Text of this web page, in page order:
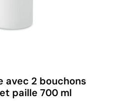
2 bouchons
paille 700 ml